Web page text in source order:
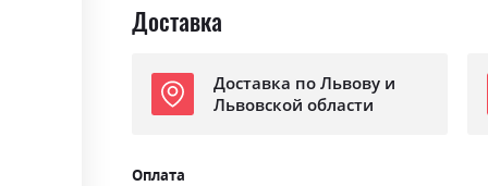
Доставка
Доставка по Львову и
Львовской области
Оплата